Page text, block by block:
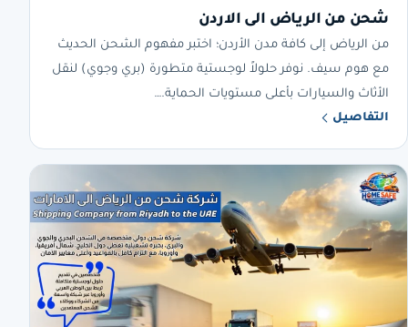
شحن من الرياض الى الاردن
من الرياض إلى كافة مدن الأردن؛ اختبر مفهوم الشحن الحديث
مع هوم سيف. نوفر حلولاً لوجستية متطورة (بري وجوي) لنقل
الأثاث والسيارات بأعلى مستويات الحماية.…
التفاصيل